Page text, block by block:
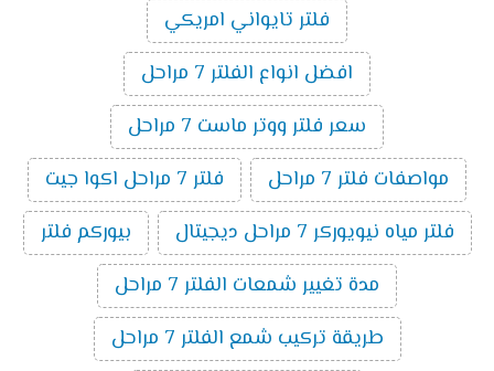
فلتر تايواني امريكي
افضل انواع الفلتر 7 مراحل
سعر فلتر ووتر ماست 7 مراحل
مواصفات فلتر 7 مراحل
فلتر 7 مراحل اكوا جيت
فلتر مياه نيويوركر 7 مراحل ديجيتال
بيوركم فلتر
مدة تغيير شمعات الفلتر 7 مراحل
طريقة تركيب شمع الفلتر 7 مراحل